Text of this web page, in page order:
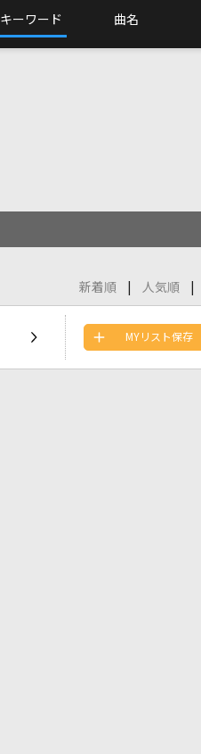
キーワード 曲名
新着順
人気順
MYリスト保存